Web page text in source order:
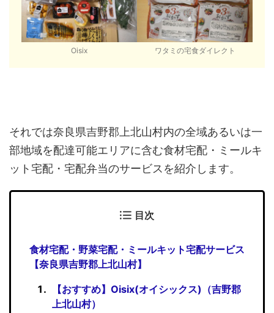
Oisix ワタミの宅食ダイレクト
それでは奈良県吉野郡上北山村内の全域あるいは一
部地域を配達可能エリアに含む食材宅配・ミールキ
ット宅配・宅配弁当のサービスを紹介します。
目次
食材宅配・野菜宅配・ミールキット宅配サービス
【奈良県吉野郡上北山村】
【おすすめ】Oisix(オイシックス)（吉野郡
上北山村）